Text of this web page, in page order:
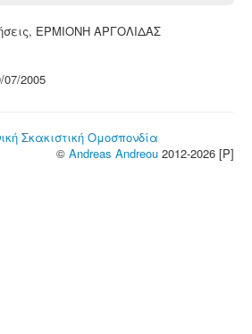
ΕΡΜΙΟΝΗ ΑΡΓΟΛΙΔΑΣ
07/2005
Σκακιστική Ομοσπονδία
© Andreas Andreou 2012-2026 [P]